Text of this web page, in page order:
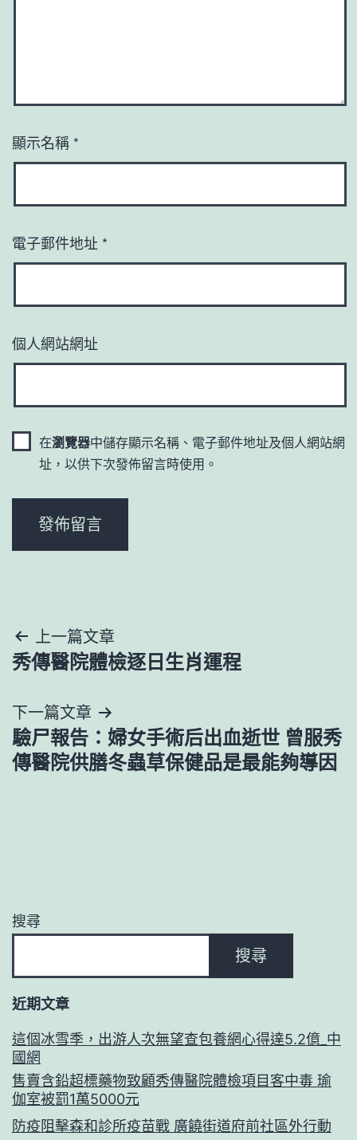
顯示名稱 *
電子郵件地址 *
個人網站網址
在瀏覽器中儲存顯示名稱、電子郵件地址及個人網站網
址，以供下次發佈留言時使用。
文
章
導
覽
上一篇文章
秀傳醫院體檢逐日生肖運程
下一篇文章
驗尸報告：婦女手術后出血逝世 曾服秀
傳醫院供膳冬蟲草保健品是最能夠導因
搜尋
搜尋
近期文章
這個冰雪季，出游人次無望查包養網心得達5.2億_中
國網
售賣含鉛超標藥物致顧秀傳醫院體檢項目客中毒 瑜
伽室被罰1萬5000元
防疫阻擊森和診所疫苗戰 廣饒街道府前社區外行動